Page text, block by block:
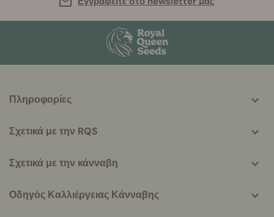
helpful
Πληροφορίες
Σχετικά με την RQS
Σχετικά με την κάνναβη
Οδηγός Καλλιέργειας Κάνναβης